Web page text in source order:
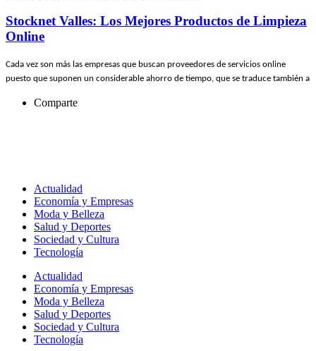
Stocknet Valles: Los Mejores Productos de Limpieza
Online
Cada vez son más las empresas que buscan proveedores de servicios online
puesto que suponen un considerable ahorro de tiempo, que se traduce también a
Comparte
Actualidad
Economía y Empresas
Moda y Belleza
Salud y Deportes
Sociedad y Cultura
Tecnología
Actualidad
Economía y Empresas
Moda y Belleza
Salud y Deportes
Sociedad y Cultura
Tecnología